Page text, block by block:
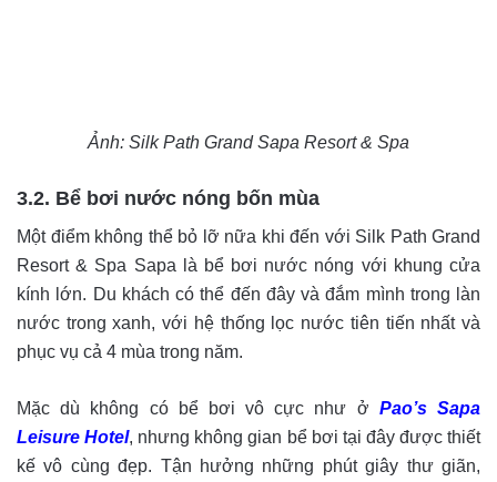
Ảnh: Silk Path Grand Sapa Resort & Spa
3.2. Bể bơi nước nóng bốn mùa
Một điểm không thể bỏ lỡ nữa khi đến với Silk Path Grand
Resort & Spa Sapa là bể bơi nước nóng với khung cửa
kính lớn. Du khách có thể đến đây và đắm mình trong làn
nước trong xanh, với hệ thống lọc nước tiên tiến nhất và
phục vụ cả 4 mùa trong năm.
Mặc dù không có bể bơi vô cực như ở Pao’s Sapa
Leisure Hotel, nhưng không gian bể bơi tại đây được thiết
kế vô cùng đẹp. Tận hưởng những phút giây thư giãn,